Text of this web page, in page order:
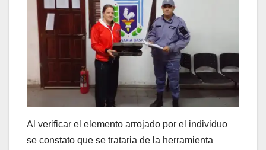
Al verificar el elemento arrojado por el individuo
se constato que se trataria de la herramienta